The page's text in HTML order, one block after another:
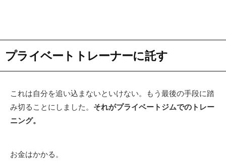
プライベートトレーナーに託す
これは自分を追い込まないといけない。もう最後の手段に踏
み切ることにしました。 それがプライベートジムでのトレー
ニング。
お金はかかる。